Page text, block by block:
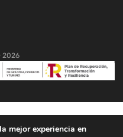
2026
mejor experiencia en